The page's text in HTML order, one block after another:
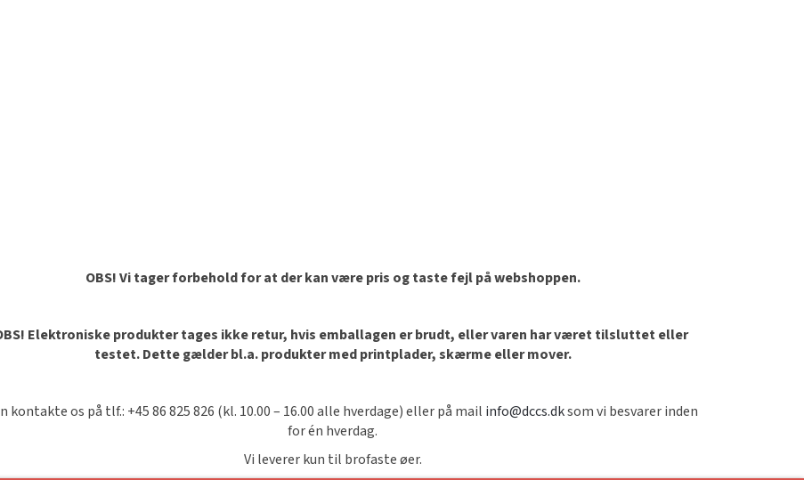
OBS! Vi tager forbehold for at der kan være pris og taste fejl på webshoppen.
Elektroniske produkter tages ikke retur, hvis emballagen er brudt, eller varen har været tilsluttet eller
testet. Dette gælder bl.a. produkter med printplader, skærme eller mover.
kontakte os på tlf.: +45 86 825 826 (kl. 10.00 – 16.00 alle hverdage) eller på mail info@dccs.dksom vi besvarer inden
for én hverdag.
Vi leverer kun til brofaste øer.